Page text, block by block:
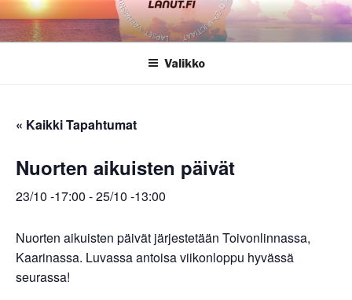
Siirry
sisältöön
Valikko
« Kaikki Tapahtumat
Nuorten aikuisten päivät
23/10 -17:00 -25/10 -13:00
Nuorten aikuisten päivät järjestetään Toivonlinnassa,
Kaarinassa. Luvassa antoisa viikonloppu hyvässä
seurassa!